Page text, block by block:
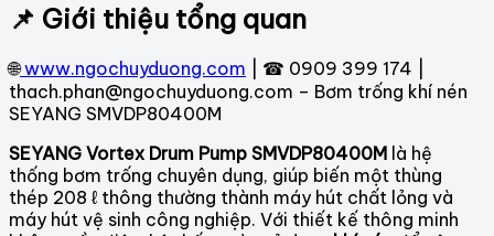
📌 Giới thiệu tổng quan
🌐 www.ngochuyduong.com | ☎ 0909 399 174 |
thach.phan@ngochuyduong.com – Bơm trống khí nén
SEYANG SMVDP80400M
SEYANG Vortex Drum Pump SMVDP80400M là hệ
thống bơm trống chuyên dụng, giúp biến một thùng
thép 208 ℓ thông thường thành máy hút chất lỏng và
máy hút vệ sinh công nghiệp. Với thiết kế thông minh